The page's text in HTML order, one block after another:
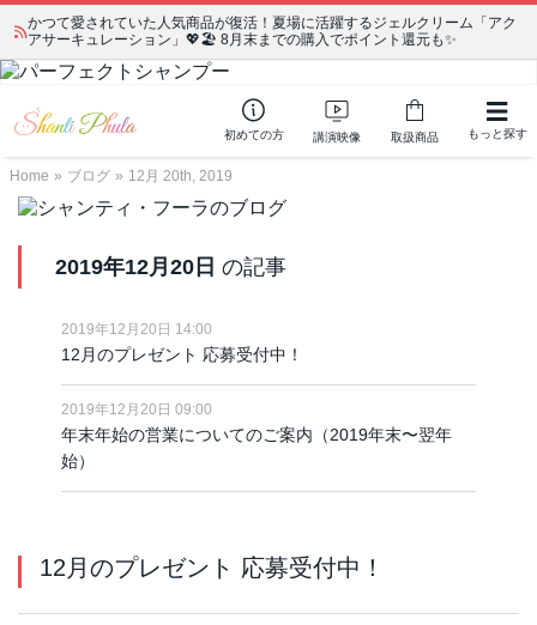
かつて愛されていた人気商品が復活！夏場に活躍するジェルクリーム「アク
アサーキュレーション」💖🏖️ 8月末までの購入でポイント還元も✨
初めての方 講演映像 取扱商品 もっと探す
Home » ブログ » 12月 20th, 2019
2019年12月20日 の記事
2019年12月20日 14:00
12月のプレゼント 応募受付中！
2019年12月20日 09:00
年末年始の営業についてのご案内（2019年末〜翌年
始）
12月のプレゼント 応募受付中！